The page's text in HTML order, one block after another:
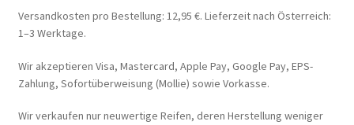
Versandkosten pro Bestellung: 12,95 €. Lieferzeit nach Österreich:
1–3 Werktage.
Wir akzeptieren Visa, Mastercard, Apple Pay, Google Pay, EPS-
Zahlung, Sofortüberweisung (Mollie) sowie Vorkasse.
Wir verkaufen nur neuwertige Reifen, deren Herstellung weniger